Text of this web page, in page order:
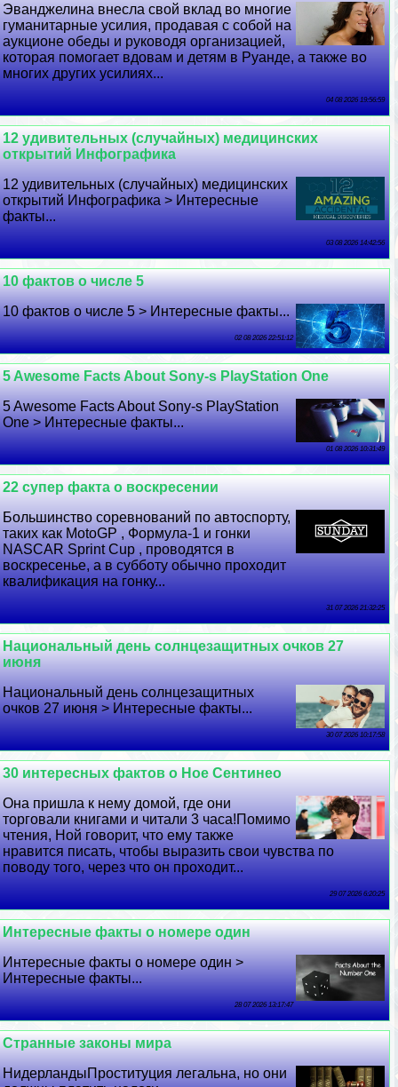
Эванджелина внесла свой вклад во многие
гуманитарные усилия, продавая с собой на
аукционе обеды и руководя организацией,
которая помогает вдовам и детям в Руанде, а также во
многих других усилиях...
04 08 2026 19:56:59
12 удивительных (случайных) медицинских
открытий Инфографика
12 удивительных (случайных) медицинских
открытий Инфографика > Интересные
факты...
03 08 2026 14:42:56
10 фактов о числе 5
10 фактов о числе 5 > Интересные факты...
02 08 2026 22:51:12
5 Awesome Facts About Sony-s PlayStation One
5 Awesome Facts About Sony-s PlayStation
One > Интересные факты...
01 08 2026 10:31:49
22 супер факта о воскресении
Большинство соревнований по автоспорту,
таких как MotoGP , Формула-1 и гонки
NASCAR Sprint Cup , проводятся в
воскресенье, а в субботу обычно проходит
квалификация на гонку...
31 07 2026 21:32:25
Национальный день солнцезащитных очков 27
июня
Национальный день солнцезащитных
очков 27 июня > Интересные факты...
30 07 2026 10:17:58
30 интересных фактов о Ное Сентинео
Она пришла к нему домой, где они
торговали книгами и читали 3 часа!Помимо
чтения, Ной говорит, что ему также
нравится писать, чтобы выразить свои чувства по
поводу того, через что он проходит...
29 07 2026 6:20:25
Интересные факты о номере один
Интересные факты о номере один >
Интересные факты...
28 07 2026 13:17:47
Странные законы мира
НидерландыПроституция легальна, но они